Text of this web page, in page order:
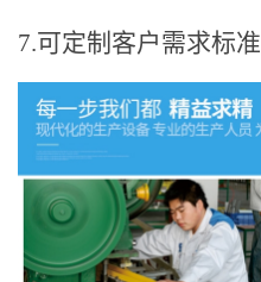
7.可定制客户需求标准